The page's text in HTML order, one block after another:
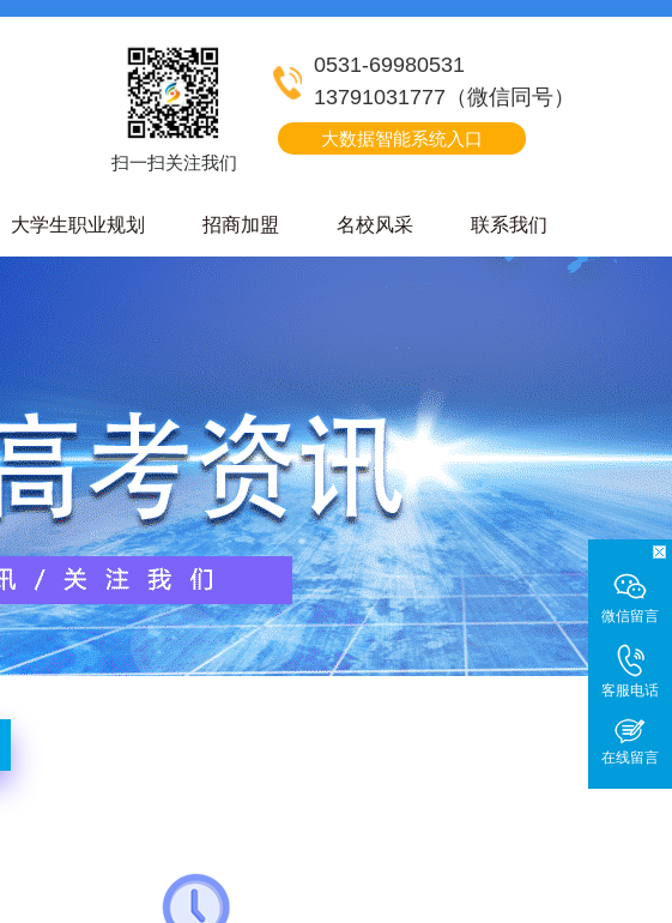
扫一扫关注我们
0531-69980531
13791031777（微信同号）
大数据智能系统入口
大学生职业规划 招商加盟 名校风采 联系我们
微信留言
客服电话
在线留言